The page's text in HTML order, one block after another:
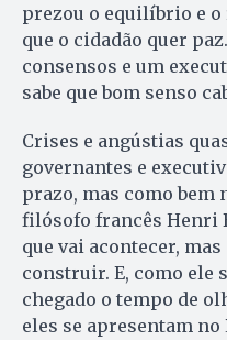
prezou o equilíbrio e o
que o cidadão quer
consensos e um
sabe que bom senso
Crises e angústias
governantes e
prazo, mas como bem
filósofo francês Henri
que vai acontecer,
construir. E, como ele
chegado o tempo de
eles se apresentam no